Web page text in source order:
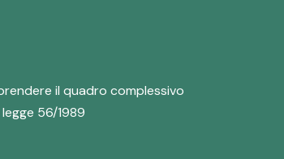
il quadro complessivo
56/1989